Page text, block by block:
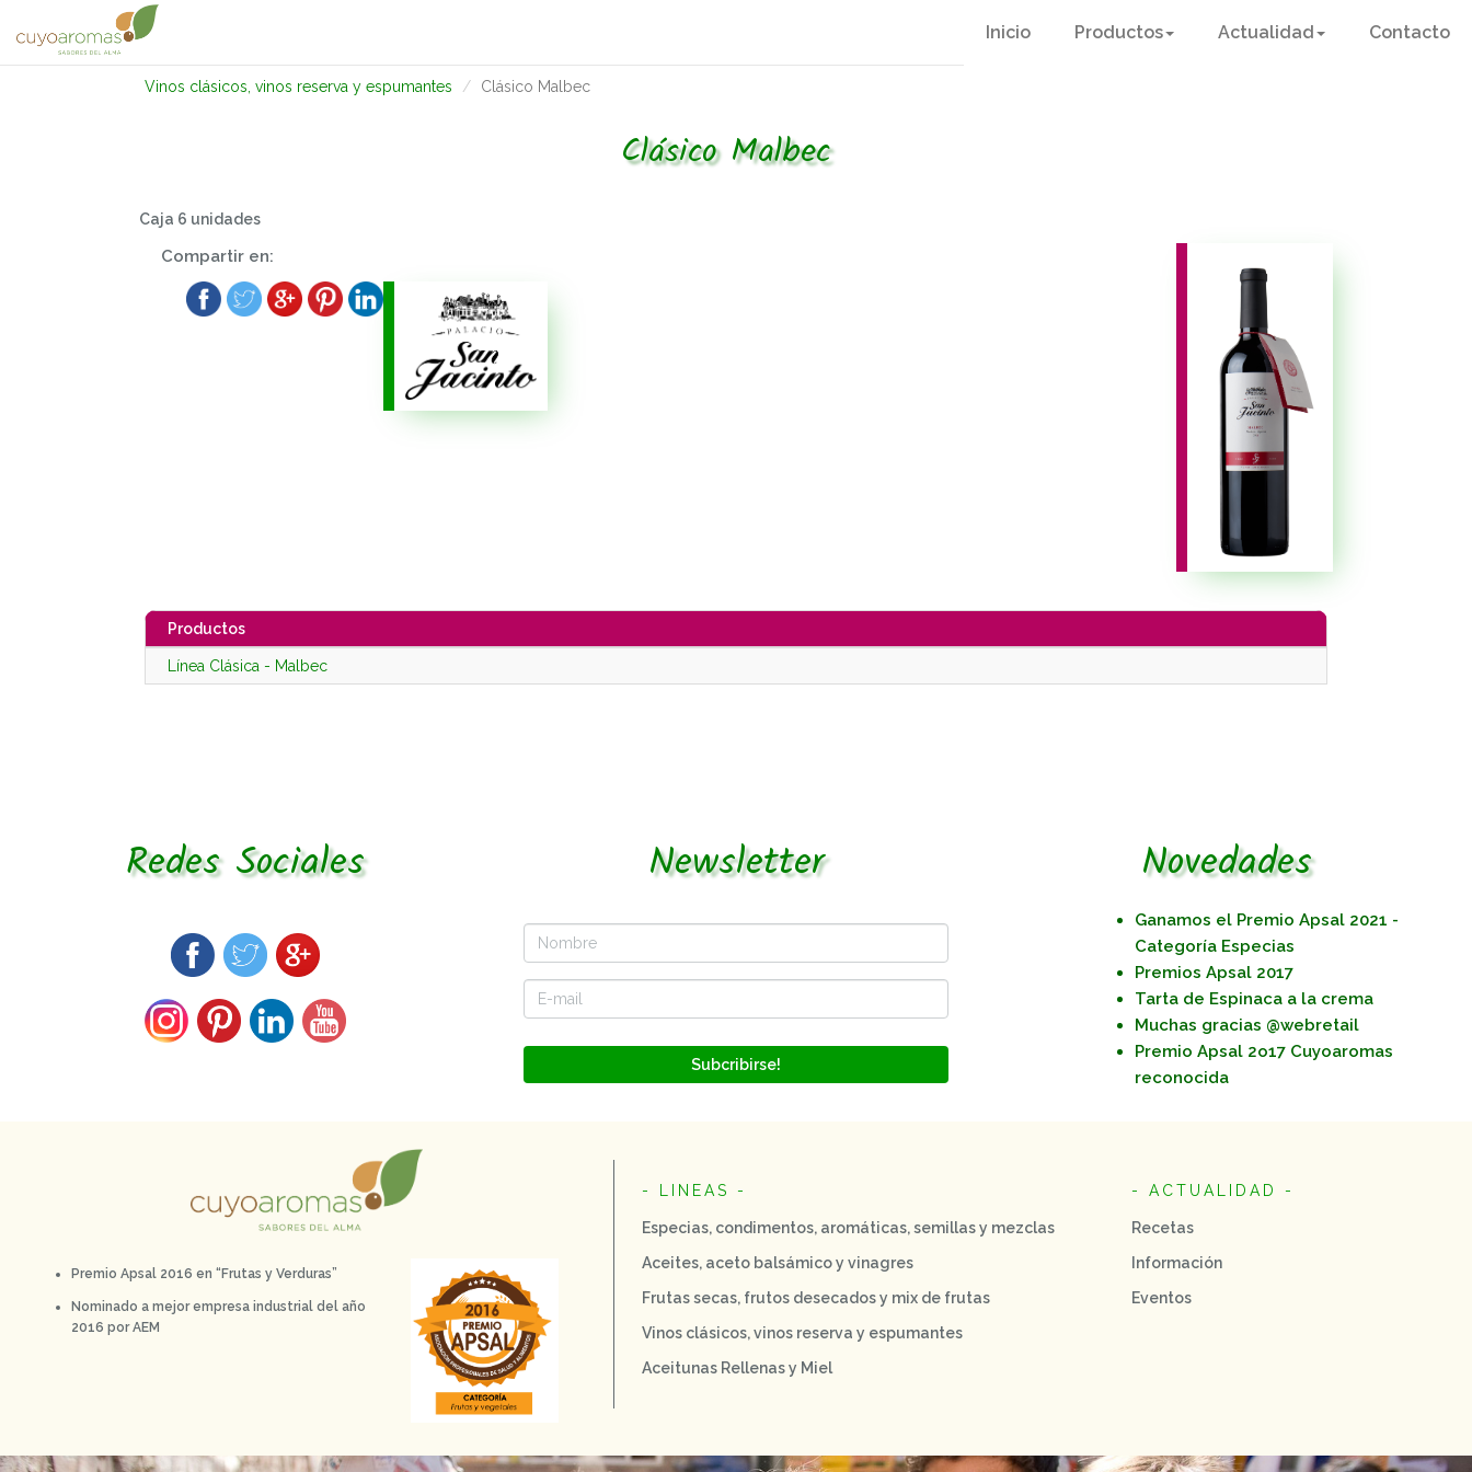
Inicio Productos Actualidad Contacto
Vinos clásicos, vinos reserva y espumantes Clásico Malbec
Clásico Malbec
Caja 6 unidades
Compartir en:
Productos
Línea Clásica - Malbec
Redes Sociales Newsletter
Subcribirse!
Novedades
Ganamos el Premio Apsal 2021 -
Categoría Especias
Premios Apsal 2017
Tarta de Espinaca a la crema
Muchas gracias @webretail
Premio Apsal 2o17 Cuyoaromas
reconocida
Premio Apsal 2016 en “Frutas y Verduras”
Nominado a mejor empresa industrial del año
2016 por AEM
- LINEAS -
Especias, condimentos, aromáticas, semillas y mezclas
Aceites, aceto balsámico y vinagres
Frutas secas, frutos desecados y mix de frutas
Vinos clásicos, vinos reserva y espumantes
Aceitunas Rellenas y Miel
- ACTUALIDAD -
Recetas
Información
Eventos